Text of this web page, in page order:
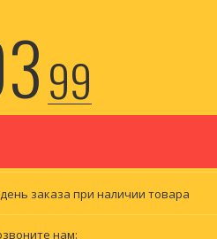
99
заказа при наличии товара
нам: